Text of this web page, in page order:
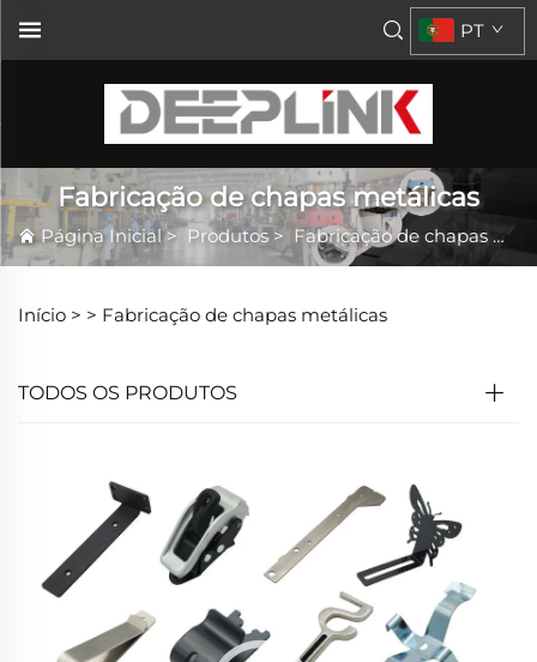
PT
Fabricação de chapas metálicas
Página Inicial> Produtos > Fabricação de chapas metálicas
Início > > Fabricação de chapas metálicas
TODOS OS PRODUTOS